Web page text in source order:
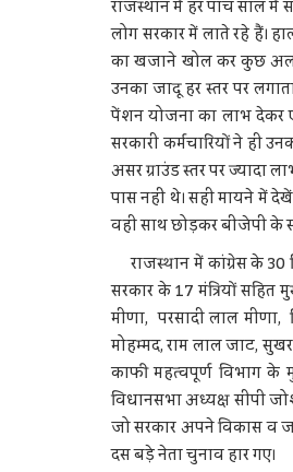
राजस्‍थान में हर पांच साल में
लोग सरकार में लाते रहे हैं।
का खजाने खोल कर कुछ अलग
उनका जादू हर स्तर पर
पेंशन योजना का लाभ देकर
सरकारी कर्मचारियों ने ही
असर ग्राउंड स्तर पर ज्यादा
पास नहीं थे। सही मायने में
वही साथ छोड़कर बीजेपी के
राजस्थान में कांग्रेस के
सरकार के 17 मंत्रियों सहित
मीणा, परसादी लाल मीणा,
मोहम्मद, राम लाल जाट,
काफी महत्वपूर्ण विभाग के
विधानसभा अध्यक्ष सीपी
जो सरकार अपने विकास व
दस बड़े नेता चुनाव हार गए।